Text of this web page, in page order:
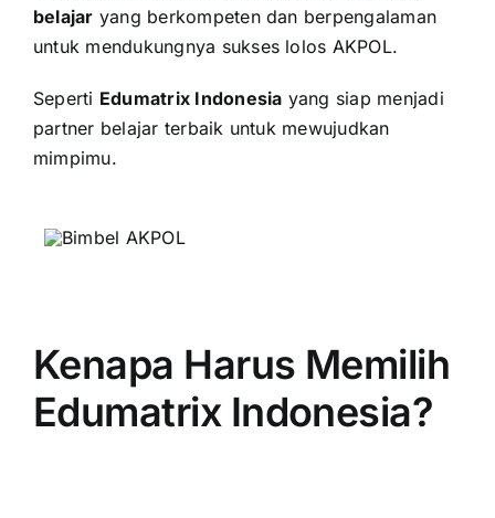
belajar yang berkompeten dan berpengalaman
untuk mendukungnya sukses lolos AKPOL.
Seperti Edumatrix Indonesia yang siap menjadi
partner belajar terbaik untuk mewujudkan
mimpimu.
Kenapa Harus Memilih
Edumatrix Indonesia?